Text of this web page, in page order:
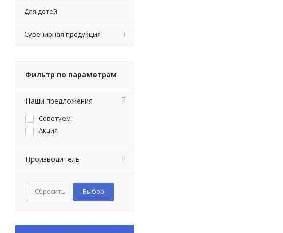
Для детей
Сувенирная продукция
Фильтр по параметрам
Наши предложения
Советуем
Акция
Производитель
Сбросить